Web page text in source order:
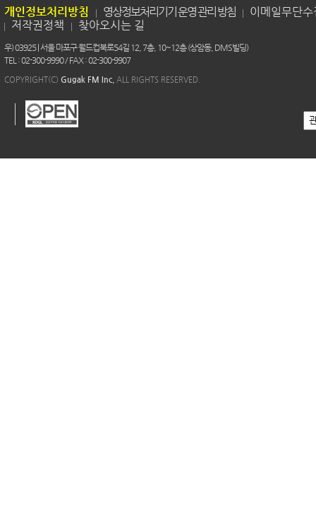
개인정보처리방침 영상정보처리기기 운영 관리 방침
이메일무단
저작권정책
찾아오시는 길
우) 03925 | 서울 마포구 월드컵북로54길 12, 7층, 10~12층 (상암동, DMS빌딩)
TEL : 02-300-9990 / FAX : 02-300-9907
COPYRIGHT(C) Gugak FM Inc. ALL RIGHTS RESERVED.